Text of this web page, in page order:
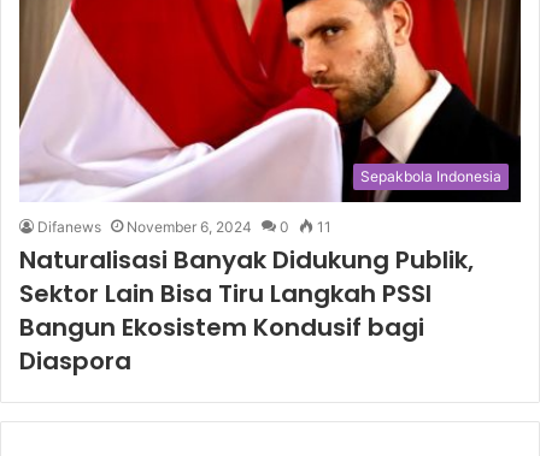
Sepakbola Indonesia
Difanews November 6, 2024 0 11
Naturalisasi Banyak Didukung Publik,
Sektor Lain Bisa Tiru Langkah PSSI
Bangun Ekosistem Kondusif bagi
Diaspora